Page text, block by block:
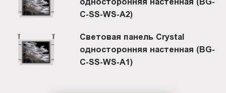
C-SS-WS-A2)
Световая панель Crystal
односторонняя настенная (BG-
C-SS-WS-A1)